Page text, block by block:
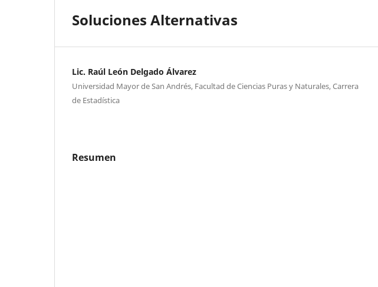
Soluciones Alternativas
Lic. Raúl León Delgado Álvarez
Universidad Mayor de San Andrés, Facultad de Ciencias Puras y Naturales, Carrera
de Estadística
Resumen